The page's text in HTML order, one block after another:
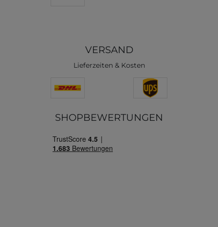
VERSAND
Lieferzeiten & Kosten
SHOPBEWERTUNGEN